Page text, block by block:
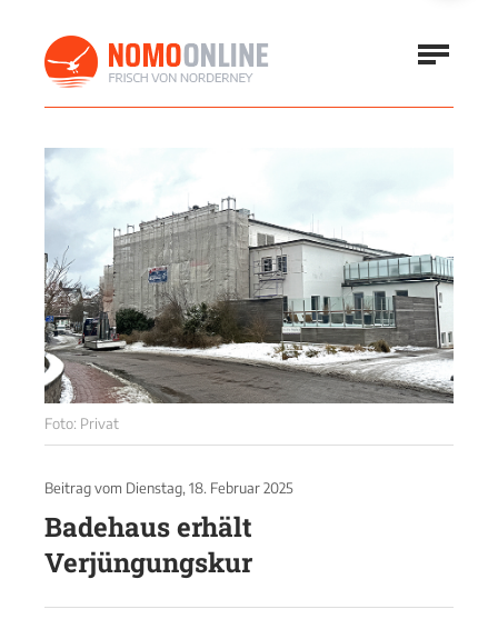
Foto: Privat
Beitrag vom Dienstag, 18. Februar 2025
Badehaus erhält
Verjüngungskur